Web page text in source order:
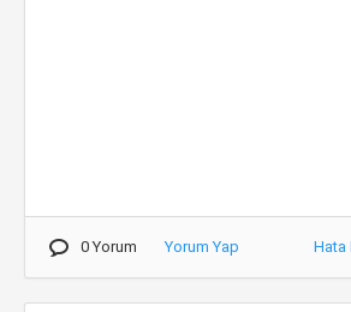
0 Yorum Yorum Yap Hata